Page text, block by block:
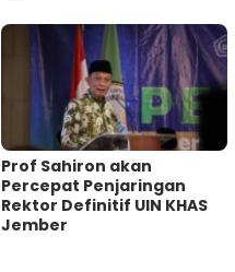
Prof Sahiron akan
Percepat Penjaringan
Rektor Definitif UIN KHAS
Jember